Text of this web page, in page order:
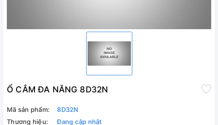
Ổ CẮM ĐA NĂNG 8D32N
Mã sản phẩm:
8D32N
Thương hiệu:
Đang cập nhật